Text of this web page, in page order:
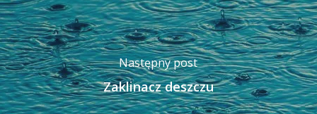
Następny post
Zaklinacz deszczu